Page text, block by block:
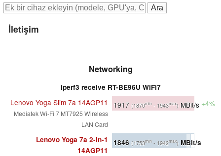
İletişim
Networking
iperf3 receive RT-BE96U WiFi7
Lenovo Yoga Slim 7a 14AGP11
Mediatek Wi-Fi 7 MT7925 Wireless
LAN Card
1917 (1870min - 1943max) MBit/s +4%
Lenovo Yoga 7a 2-in-1
14AGP11
1846 (1753min - 1942max) MBit/s